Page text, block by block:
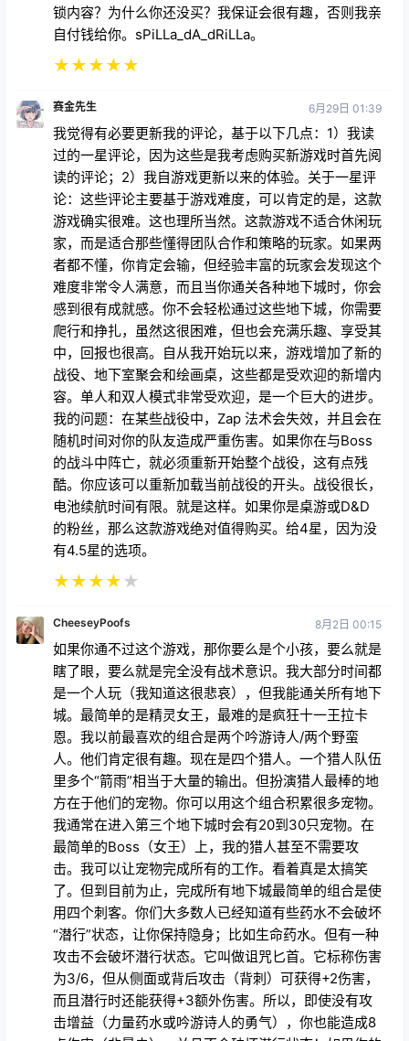
抱怨难度的人应该感到高兴。谁想要一款 5 分钟就能
毁掉的游戏？来吧伙计们，如果你们能死而复生并获得
房间密码，那就让怪物不断出现，不断产生更多食物给
们对什么免疫。看看如何造成更多伤害。你知道酸是易
燃的吗？不，你根本没去做作业，这款游戏得了 10 颗
星。胆量。你喜欢 d 和 d？为什么你喜欢史诗般的战斗
和超凡脱俗的角色？为什么你喜欢多重战役和大量可解
锁内容？为什么你还没买？我保证会很有趣，否则我亲
自付钱给你。sPiLLa_dA_dRiLLa。
★★★★★
赛金先生 6月29日 01:39
我觉得有必要更新我的评论，基于以下几点：1）我读
过的一星评论，因为这些是我考虑购买新游戏时首先阅
读的评论；2）我自游戏更新以来的体验。关于一星评
论：这些评论主要基于游戏难度，可以肯定的是，这款
游戏确实很难。这也理所当然。这款游戏不适合休闲玩
家，而是适合那些懂得团队合作和策略的玩家。如果两
者都不懂，你肯定会输，但经验丰富的玩家会发现这个
难度非常令人满意，而且当你通关各种地下城时，你会
感到很有成就感。你不会轻松通过这些地下城，你需要
爬行和挣扎，虽然这很困难，但也会充满乐趣、享受其
中，回报也很高。自从我开始玩以来，游戏增加了新的
战役、地下室聚会和绘画桌，这些都是受欢迎的新增内
容。单人和双人模式非常受欢迎，是一个巨大的进步。
随机时间对你的队友造成严重伤害。如果你在与Boss
的战斗中阵亡，就必须重新开始整个战役，这有点残
酷。你应该可以重新加载当前战役的开头。战役很长，
电池续航时间有限。就是这样。如果你是桌游或D&D
的粉丝，那么这款游戏绝对值得购买。给4星，因为没
有4.5星的选项。
★★★★★
CheeseyPoofs 8月2日 00:15
如果你通不过这个游戏，那你要么是个小孩，要么就是
瞎了眼，要么就是完全没有战术意识。我大部分时间都
是一个人玩（我知道这很悲哀），但我能通关所有地下
城。最简单的是精灵女王，最难的是疯狂十一王拉卡
恩。我以前最喜欢的组合是两个吟游诗人/两个野蛮
人。他们肯定很有趣。现在是四个猎人。一个猎人队伍
里多个“箭雨”相当于大量的输出。但扮演猎人最棒的地
方在于他们的宠物。你可以用这个组合积累很多宠物。
我通常在进入第三个地下城时会有20到30只宠物。在
最简单的Boss（女王）上，我的猎人甚至不需要攻